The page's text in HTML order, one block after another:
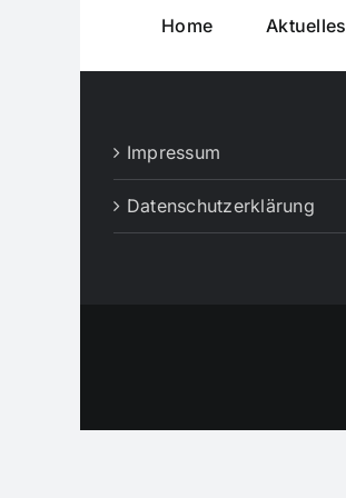
Home Aktuelles
Impressum
Datenschutzerklärung